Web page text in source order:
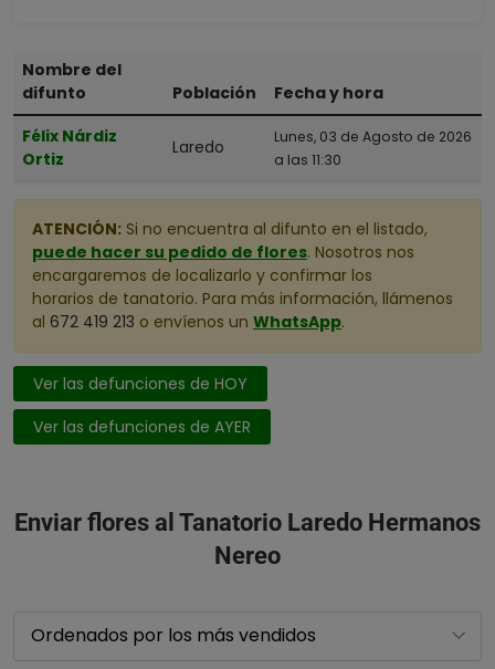
Nombre del
difunto
Población
Fecha y hora
Félix Nárdiz
Ortiz
Laredo
Lunes, 03 de Agosto de 2026
a las 11:30
ATENCIÓN: Si no encuentra al difunto en el listado,
puede hacer su pedido de flores. Nosotros nos
encargaremos de localizarlo y confirmar los
horarios de tanatorio. Para más información, llámenos
al 672 419 213 o envíenos un WhatsApp.
Ver las defunciones de HOY
Ver las defunciones de AYER
Enviar flores al Tanatorio Laredo Hermanos
Nereo